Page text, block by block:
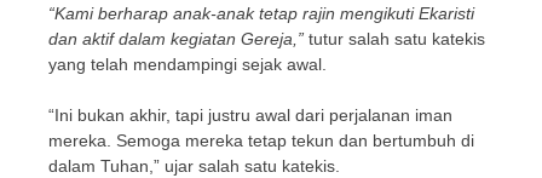
“Kami berharap anak-anak tetap rajin mengikuti Ekaristi
dan aktif dalam kegiatan Gereja,” tutur salah satu katekis
yang telah mendampingi sejak awal.
“Ini bukan akhir, tapi justru awal dari perjalanan iman
mereka. Semoga mereka tetap tekun dan bertumbuh di
dalam Tuhan,” ujar salah satu katekis.